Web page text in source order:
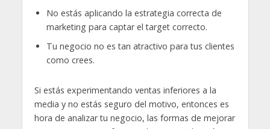
No estás aplicando la estrategia correcta de
marketing para captar el target correcto.
Tu negocio no es tan atractivo para tus clientes
como crees.
Si estás experimentando ventas inferiores a la
media y no estás seguro del motivo, entonces es
hora de analizar tu negocio, las formas de mejorar